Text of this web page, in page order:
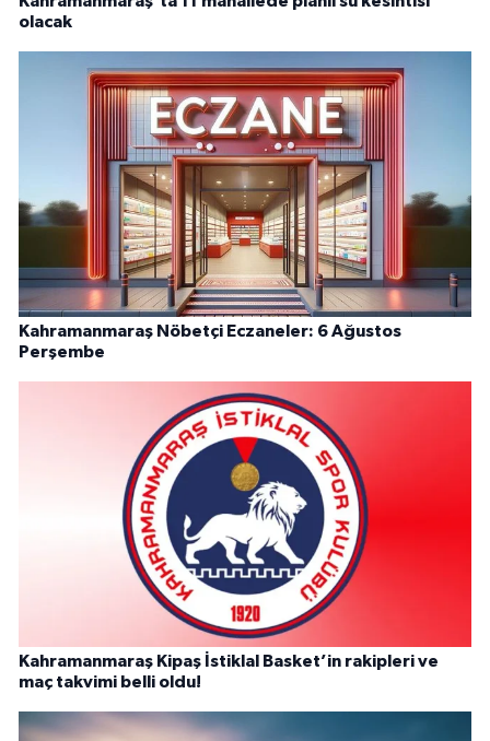
olacak
Kahramanmaraş Nöbetçi Eczaneler: 6 Ağustos
Perşembe
Kahramanmaraş Kipaş İstiklal Basket’in rakipleri ve
maç takvimi belli oldu!